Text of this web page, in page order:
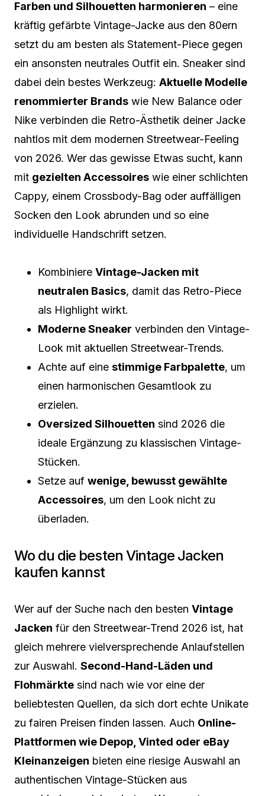
Farben und Silhouetten harmonieren – eine
kräftig gefärbte Vintage-Jacke aus den 80ern
setzt du am besten als Statement-Piece gegen
ein ansonsten neutrales Outfit ein. Sneaker sind
dabei dein bestes Werkzeug: Aktuelle Modelle
renommierter Brands wie New Balance oder
Nike verbinden die Retro-Ästhetik deiner Jacke
nahtlos mit dem modernen Streetwear-Feeling
von 2026. Wer das gewisse Etwas sucht, kann
mit gezielten Accessoires wie einer schlichten
Cappy, einem Crossbody-Bag oder auffälligen
Socken den Look abrunden und so eine
individuelle Handschrift setzen.
Kombiniere Vintage-Jacken mit
neutralen Basics, damit das Retro-Piece
als Highlight wirkt.
Moderne Sneaker verbinden den Vintage-
Look mit aktuellen Streetwear-Trends.
Achte auf eine stimmige Farbpalette, um
einen harmonischen Gesamtlook zu
erzielen.
Oversized Silhouetten sind 2026 die
ideale Ergänzung zu klassischen Vintage-
Stücken.
Setze auf wenige, bewusst gewählte
Accessoires, um den Look nicht zu
überladen.
Wo du die besten Vintage Jacken
kaufen kannst
Wer auf der Suche nach den besten Vintage
Jacken für den Streetwear-Trend 2026 ist, hat
gleich mehrere vielversprechende Anlaufstellen
zur Auswahl. Second-Hand-Läden und
Flohmärkte sind nach wie vor eine der
beliebtesten Quellen, da sich dort echte Unikate
zu fairen Preisen finden lassen. Auch Online-
Plattformen wie Depop, Vinted oder eBay
Kleinanzeigen bieten eine riesige Auswahl an
authentischen Vintage-Stücken aus